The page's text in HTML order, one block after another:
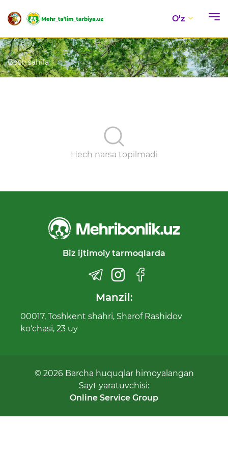
O'z
Bosh sahifa
Hech narsa topilmadi
Biz ijtimoiy tarmoqlarda
Manzil:
00017, Toshkent shahri, Sharof Rashidov
ko‘chasi, 23 uy
© 2026 Barcha huquqlar himoyalangan
Sayt yaratuvchisi:
Online Service Group